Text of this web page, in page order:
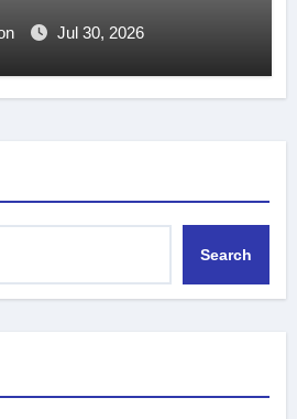
Jul 30, 2026
Search